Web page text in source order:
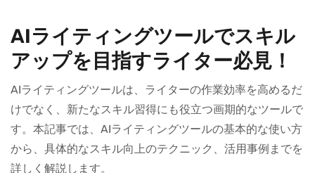
AIライティングツールでスキル
アップを目指すライター必見！
AIライティングツールは、ライターの作業効率を高めるだ
けでなく、新たなスキル習得にも役立つ画期的なツールで
す。本記事では、AIライティングツールの基本的な使い方
から、具体的なスキル向上のテクニック、活用事例までを
詳しく解説します。